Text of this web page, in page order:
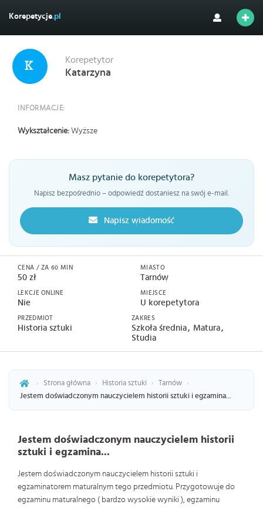
Korepetycje.pl
Korepetytor
Katarzyna
INFORMACJE:
Wykształcenie: Wyższe
Masz pytanie do korepetytora?
Napisz bezpośrednio – odpowiedź dostaniesz na swój e-mail.
Napisz wiadomość
CENA / ZA 60 MIN
50 zł
LEKCJE ONLINE
Nie
MIASTO
Tarnów
MIEJSCE
U korepetytora
PRZEDMIOT
Historia sztuki
ZAKRES
Szkoła średnia Matura
Studia
› Strona główna › Historia sztuki › Tarnów
›
Jestem doświadczonym nauczycielem historii sztuki i egzamina...
Jestem doświadczonym nauczycielem historii
sztuki i egzamina...
Jestem doświadczonym nauczycielem historii sztuki i
egzaminatorem maturalnym tego przedmiotu. Przygotowuje do
egzaminu maturalnego ( bardzo wysokie wyniki ), egzaminu